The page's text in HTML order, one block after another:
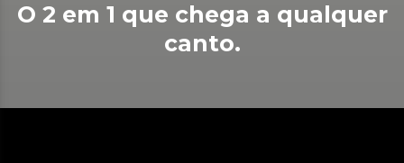
O 2 em 1 que chega a qualquer
canto.